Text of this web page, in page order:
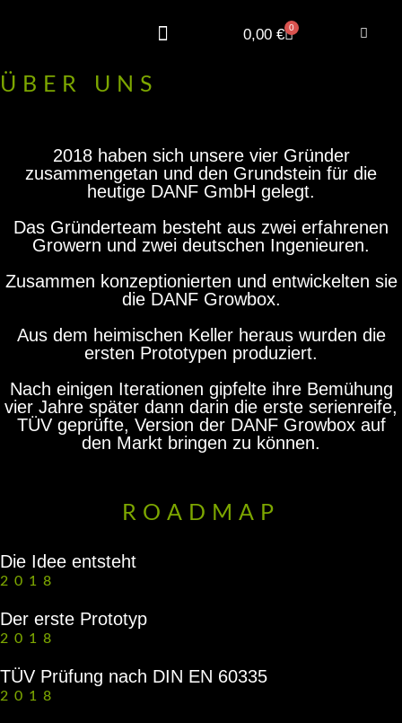
0,00 € 0
Warenkorb
ÜBER UNS
2018 haben sich unsere vier Gründer
zusammengetan und den Grundstein für die
heutige DANF GmbH gelegt.
Das Gründerteam besteht aus zwei erfahrenen
Growern und zwei deutschen Ingenieuren.
Zusammen konzeptionierten und entwickelten sie
die DANF Growbox.
Aus dem heimischen Keller heraus wurden die
ersten Prototypen produziert.
Nach einigen Iterationen gipfelte ihre Bemühung
vier Jahre später dann darin die erste serienreife,
TÜV geprüfte, Version der DANF Growbox auf
den Markt bringen zu können.
ROADMAP
Die Idee entsteht
2018
Der erste Prototyp
2018
TÜV Prüfung nach DIN EN 60335
2018